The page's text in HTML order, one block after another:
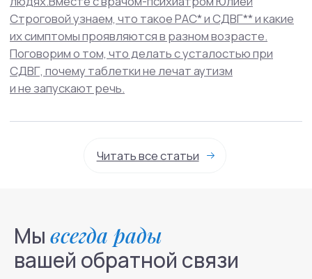
Мы всегда рады
вашей обратной связи